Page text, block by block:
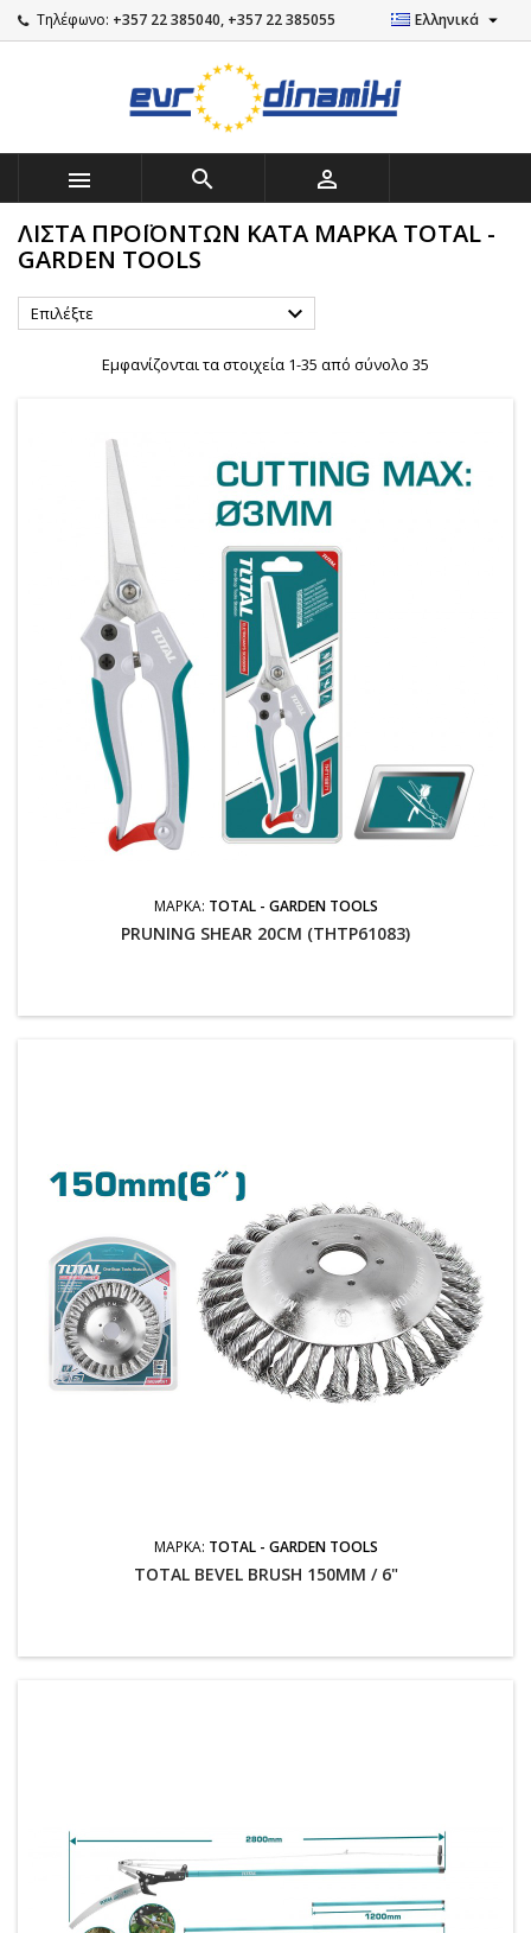
Τηλέφωνο: +357 22 385040, +357 22 385055 Ελληνικά 
  
ΛΊΣΤΑ ΠΡΟΪΌΝΤΩΝ ΚΑΤΆ ΜΆΡΚΑ TOTAL -
GARDEN TOOLS
Επιλέξτε 
Εμφανίζονται τα στοιχεία 1-35 από σύνολο 35
ΜΆΡΚΑ: TOTAL - GARDEN TOOLS
PRUNING SHEAR 20CM (THTP61083)
ΜΆΡΚΑ: TOTAL - GARDEN TOOLS
TOTAL BEVEL BRUSH 150MM / 6"